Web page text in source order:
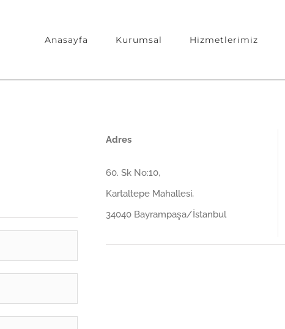
Anasayfa Kurumsal Hizmetlerimiz
Adres
60. Sk No:10,
Kartaltepe Mahallesi,
34040 Bayrampaşa/İstanbul